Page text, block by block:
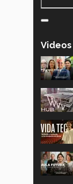
Videos